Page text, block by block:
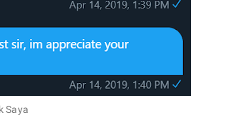
Saya